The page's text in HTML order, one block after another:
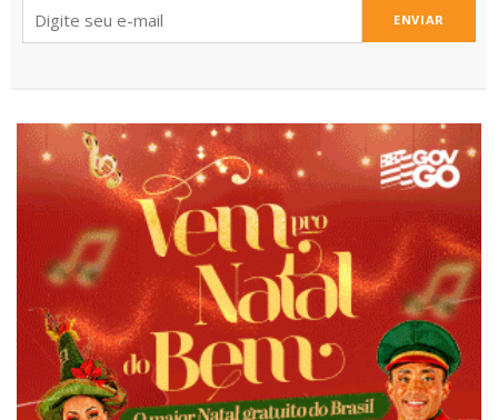
ENVIAR